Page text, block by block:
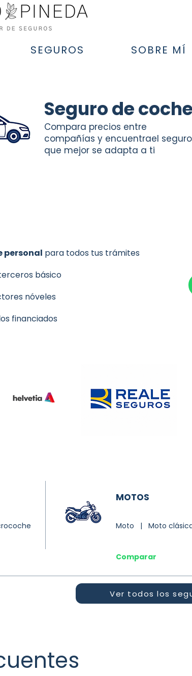
SEGUROS SOBRE MÍ
Compara precios entre
compañías y encuentrael seguro
que mejor se adapta a ti
Seguro de coche
personal para todos tus trámites
básico
nóveles
financiados
MOTOS
Moto | Moto
Comparar
Ver todos los